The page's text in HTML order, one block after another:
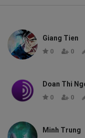
Giang Tien
0 0
Doan Thi
0 0
Minh Trung